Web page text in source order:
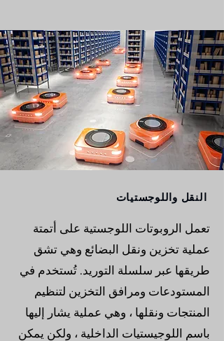
تعمل الروبوتات اللوجستية على أتمتة
عملية تخزين ونقل البضائع وهي تشق
طريقها عبر سلسلة التوريد. تُستخدم في
المستودعات ومرافق التخزين لتنظيم
المنتجات ونقلها ، وهي عملية يشار إليها
باسم اللوجيستيات الداخلية ، ولكن يمكن